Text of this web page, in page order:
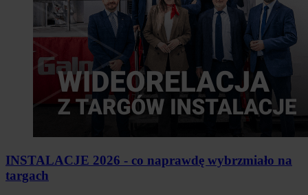
INSTALACJE 2026 - co naprawdę wybrzmiało na
targach